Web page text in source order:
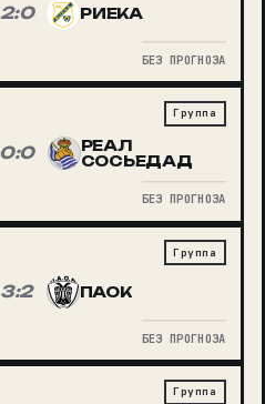
2:0 РИЕКА
БЕЗ ПРОГНОЗА
Группа
0:0
РЕАЛ
СОСЬЕДАД
БЕЗ ПРОГНОЗА
Группа
3:2 ПАОК
БЕЗ ПРОГНОЗА
Группа